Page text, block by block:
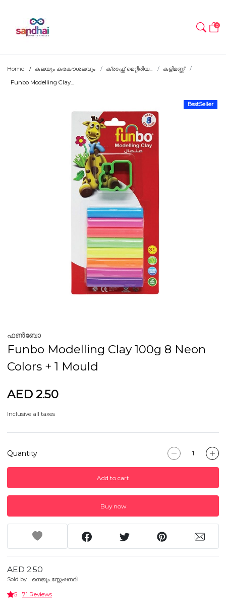
0
Home കലയും കരകൗശലവും ക്രാഫ്റ്റ് മെറ്റീരിയ...
കളിമണ്ണ്
Funbo Modelling Clay...
BestSeller
ഫൺബോ
Funbo Modelling Clay 100g 8 Neon
Colors + 1 Mould
AED 2.50
Inclusive all taxes
Quantity
Add to cart
Buy now
AED 2.50
Sold by നെജൂം സ്റ്റേഷനറി
5 71 Reviews